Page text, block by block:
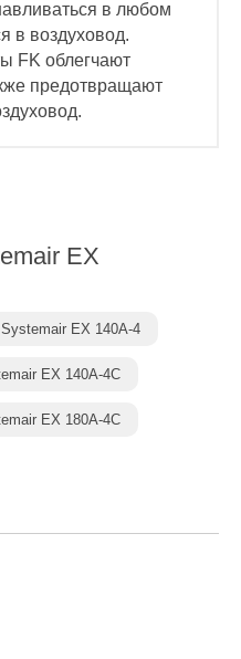
в любом
в воздуховод.
FK облегчают
предотвращают
EX
Systemair EX 140A-4
EX 140A-4C
EX 180A-4C